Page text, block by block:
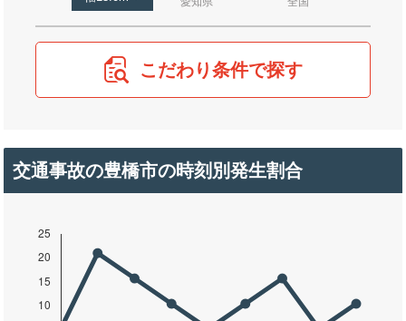
こだわり条件で探す
交通事故の豊橋市の時刻別発生割合